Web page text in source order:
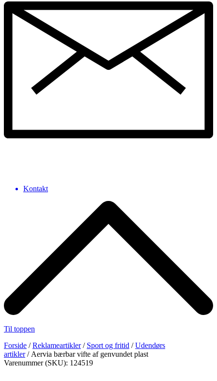
Kontakt
Til toppen
Forside /Reklameartikler/ Sport og fritid /Udendørs
artikler/ Aervia bærbar vifte af genvundet plast
Varenummer (SKU): 124519